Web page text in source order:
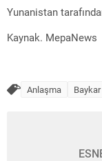
Yunanistan
Kaynak. MepaNews
Anlaşma Baykar